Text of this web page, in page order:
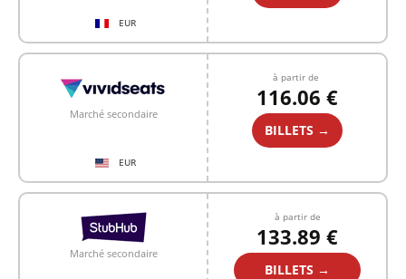
EUR
Marché secondaire
EUR
à partir de
116.06 €
BILLETS →
Marché secondaire
à partir de
133.89 €
BILLETS →